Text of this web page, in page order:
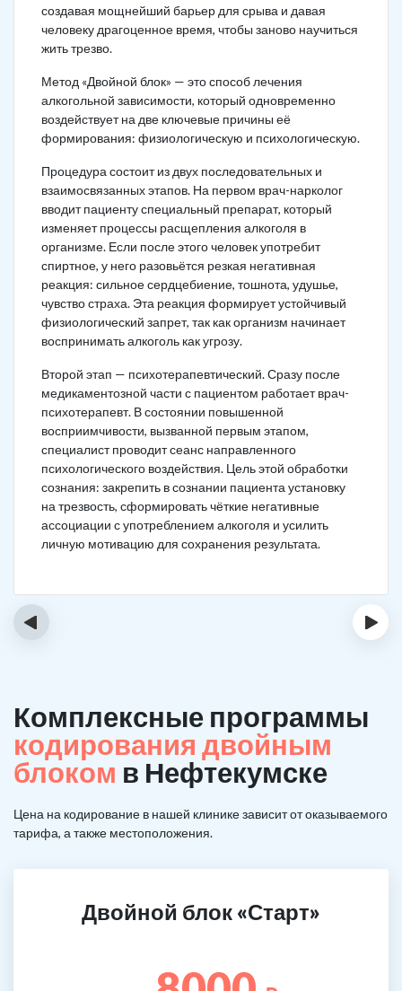
создавая мощнейший барьер для срыва и давая
человеку драгоценное время, чтобы заново научиться
жить трезво.
Метод «Двойной блок» — это способ лечения
алкогольной зависимости, который одновременно
воздействует на две ключевые причины её
формирования: физиологическую и психологическую.
Процедура состоит из двух последовательных и
взаимосвязанных этапов. На первом врач-нарколог
вводит пациенту специальный препарат, который
изменяет процессы расщепления алкоголя в
организме. Если после этого человек употребит
спиртное, у него разовьётся резкая негативная
реакция: сильное сердцебиение, тошнота, удушье,
чувство страха. Эта реакция формирует устойчивый
физиологический запрет, так как организм начинает
воспринимать алкоголь как угрозу.
Второй этап — психотерапевтический. Сразу после
медикаментозной части с пациентом работает врач-
психотерапевт. В состоянии повышенной
восприимчивости, вызванной первым этапом,
специалист проводит сеанс направленного
психологического воздействия. Цель этой обработки
сознания: закрепить в сознании пациента установку
на трезвость, сформировать чёткие негативные
ассоциации с употреблением алкоголя и усилить
личную мотивацию для сохранения результата.
‹ ›
Комплексные программы
кодирования двойным
блоком в Нефтекумске
Цена на кодирование в нашей клинике зависит от оказываемого
тарифа, а также местоположения.
Двойной блок «Старт»